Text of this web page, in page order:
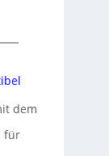
dem
für